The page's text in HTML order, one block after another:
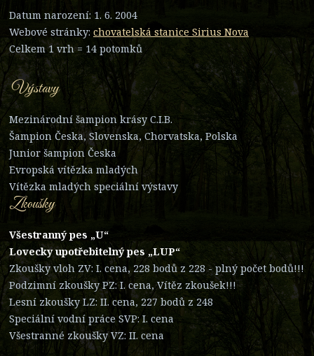
Datum narození: 1. 6. 2004
Webové stránky: chovatelská stanice Sirius Nova
Celkem 1 vrh = 14 potomků
Výstavy
Mezinárodní šampion krásy C.I.B.
Šampion Česka, Slovenska, Chorvatska, Polska
Junior šampion Česka
Evropská vítězka mladých
Vítězka mladých speciální výstavy
Zkoušky
Všestranný pes „U“
Lovecky upotřebitelný pes „LUP“
Zkoušky vloh ZV: I. cena, 228 bodů z 228 - plný počet bodů!!!
Podzimní zkoušky PZ: I. cena, Vítěz zkoušek!!!
Lesní zkoušky LZ: II. cena, 227 bodů z 248
Speciální vodní práce SVP: I. cena
Všestranné zkoušky VZ: II. cena